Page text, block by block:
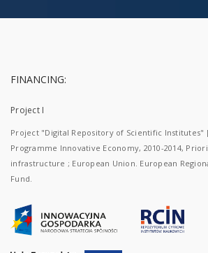
FINANCING:
Project I
Project "Digital Repository of Scientific Institutes"
Programme Innovative Economy, 2010-2014,
infrastructure ; European Union. European
Fund.